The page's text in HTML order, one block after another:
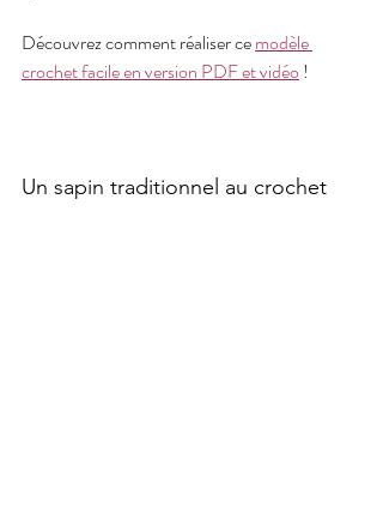
Découvrez comment réaliser ce modèle
crochet facile en version PDF et vidéo !
Un sapin traditionnel au crochet